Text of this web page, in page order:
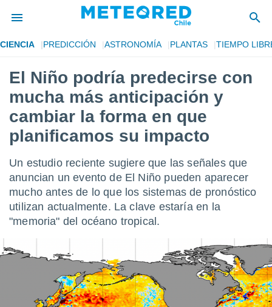
de
por
la
que se
calidad.
las
y
forma
digital
basada
permite
CIENCIA PREDICCIÓN ASTRONOMÍA PLANTAS TIEMPO
El Niño podría predecirse con
mucha más anticipación y
cambiar la forma en que
planificamos su impacto
Un estudio reciente sugiere que las señales que
anuncian un evento de El Niño pueden aparecer
mucho antes de lo que los sistemas de pronóstico
utilizan actualmente. La clave estaría en la
"memoria" del océano tropical.